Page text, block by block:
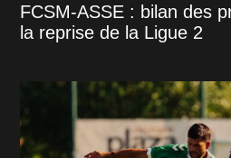
FCSM-ASSE : bilan des
la reprise de la Ligue 2